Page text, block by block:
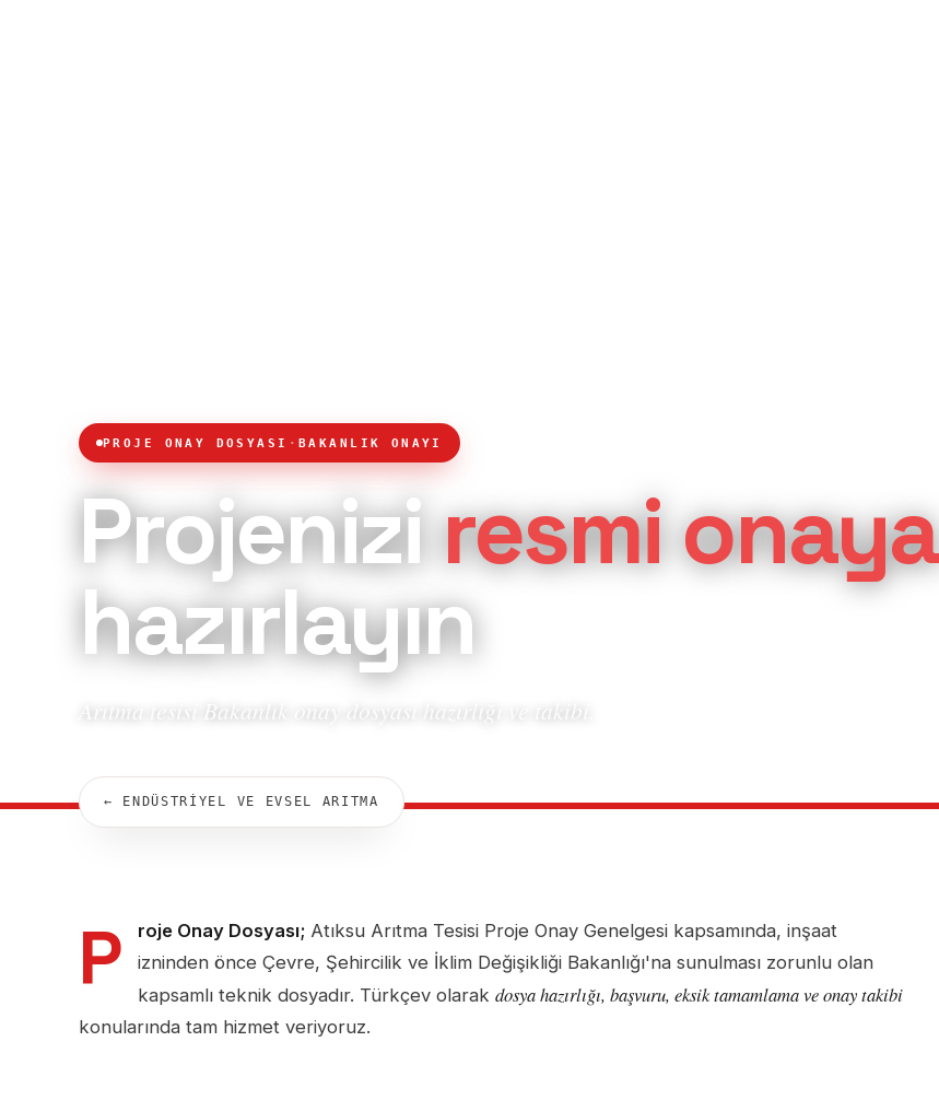
PROJE ONAY DOSYASI · BAKANLIK ONAYI
Projeniziresmi onaya
hazırlayın
Arıtma tesisi Bakanlık onay dosyası hazırlığı ve takibi.
← ENDÜSTRİYEL VE EVSEL ARITMA
P roje Onay Dosyası; Atıksu Arıtma Tesisi Proje Onay Genelgesi kapsamında, inşaat
izninden önce Çevre, Şehircilik ve İklim Değişikliği Bakanlığı'na sunulması zorunlu olan
kapsamlı teknik dosyadır. Türkçev olarak dosya hazırlığı, başvuru, eksik tamamlama ve onay takibi
konularında tam hizmet veriyoruz.